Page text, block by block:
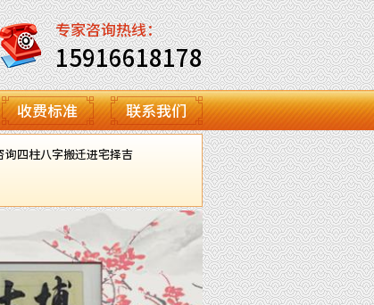
专家咨询热线：
15916618178
收费标准 联系我们
询四柱八字搬迁进宅择吉